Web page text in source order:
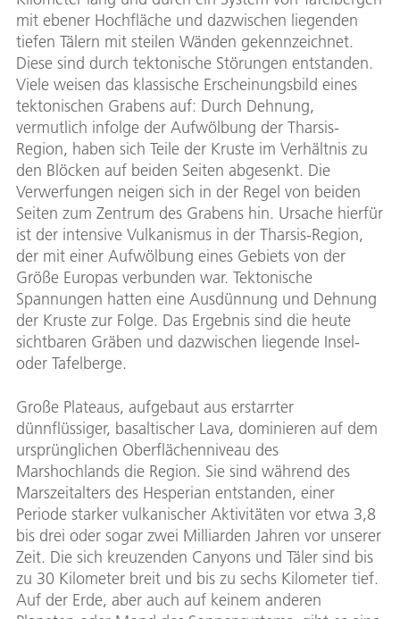
mit ebener Hochfläche und dazwischen liegenden
tiefen Tälern mit steilen Wänden gekennzeichnet.
Diese sind durch tektonische Störungen entstanden.
Viele weisen das klassische Erscheinungsbild eines
tektonischen Grabens auf: Durch Dehnung,
vermutlich infolge der Aufwölbung der Tharsis-
Region, haben sich Teile der Kruste im Verhältnis zu
den Blöcken auf beiden Seiten abgesenkt. Die
Verwerfungen neigen sich in der Regel von beiden
Seiten zum Zentrum des Grabens hin. Ursache hierfür
ist der intensive Vulkanismus in der Tharsis-Region,
der mit einer Aufwölbung eines Gebiets von der
Größe Europas verbunden war. Tektonische
Spannungen hatten eine Ausdünnung und Dehnung
der Kruste zur Folge. Das Ergebnis sind die heute
sichtbaren Gräben und dazwischen liegende Insel-
oder Tafelberge.
Große Plateaus, aufgebaut aus erstarrter
dünnflüssiger, basaltischer Lava, dominieren auf dem
ursprünglichen Oberflächenniveau des
Marshochlands die Region. Sie sind während des
Marszeitalters des Hesperian entstanden, einer
Periode starker vulkanischer Aktivitäten vor etwa 3,8
bis drei oder sogar zwei Milliarden Jahren vor unserer
Zeit. Die sich kreuzenden Canyons und Täler sind bis
zu 30 Kilometer breit und bis zu sechs Kilometer tief.
Auf der Erde, aber auch auf keinem anderen